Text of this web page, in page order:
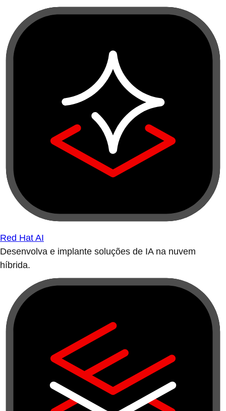
Red Hat AI
Desenvolva e implante soluções de IA na nuvem
híbrida.